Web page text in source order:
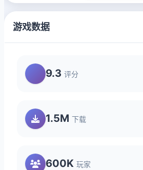
游戏数据
9.3 评分
1.5M 下载
600K 玩家